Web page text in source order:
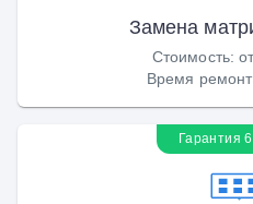
Замена
Стоимость:
Время
Гарантия